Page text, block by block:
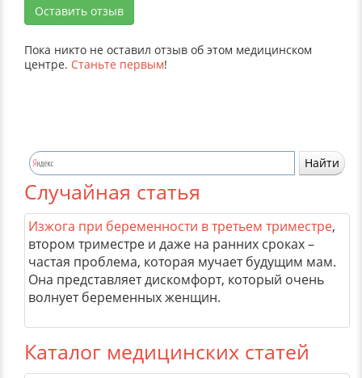
Оставить отзыв
Пока никто не оставил отзыв об этом медицинском
центре. Станьте первым!
Случайная статья
Изжога при беременности в третьем триместре,
втором триместре и даже на ранних сроках –
частая проблема, которая мучает будущим мам.
Она представляет дискомфорт, который очень
волнует беременных женщин.
Каталог медицинских статей